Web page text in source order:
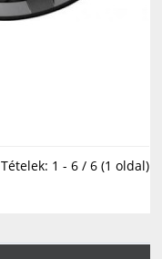
Tételek: 1 - 6 / 6 (1 oldal)